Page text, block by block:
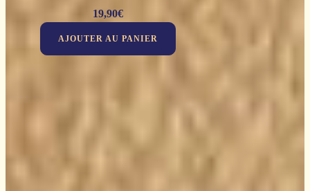
19,90€
AJOUTER AU PANIER